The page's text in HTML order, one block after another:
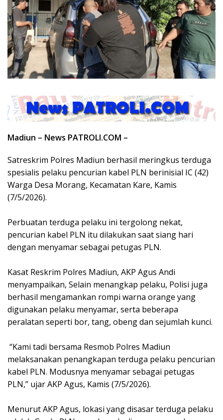
Madiun – News PATROLI.COM –
Satreskrim Polres Madiun berhasil meringkus terduga
spesialis pelaku pencurian kabel PLN berinisial IC (42)
Warga Desa Morang, Kecamatan Kare, Kamis
(7/5/2026).
‎Perbuatan terduga pelaku ini tergolong nekat,
pencurian kabel PLN itu dilakukan saat siang hari
dengan menyamar sebagai petugas PLN.
‎Kasat Reskrim Polres Madiun, AKP Agus Andi
menyampaikan, Selain menangkap pelaku, Polisi juga
berhasil mengamankan rompi warna orange yang
digunakan pelaku menyamar, serta beberapa
peralatan seperti bor, tang, obeng dan sejumlah kunci.
‎ “Kami tadi bersama Resmob Polres Madiun
melaksanakan penangkapan terduga pelaku pencurian
kabel PLN. Modusnya menyamar sebagai petugas
PLN,” ujar AKP Agus, Kamis (7/5/2026).
‎Menurut AKP Agus, lokasi yang disasar terduga pelaku